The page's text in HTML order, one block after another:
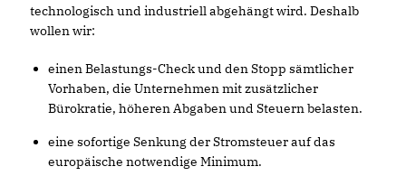
technologisch und industriell abgehängt wird. Deshalb
wollen wir:
einen Belastungs-Check und den Stopp sämtlicher
Vorhaben, die Unternehmen mit zusätzlicher
Bürokratie, höheren Abgaben und Steuern belasten.
eine sofortige Senkung der Stromsteuer auf das
europäische notwendige Minimum.